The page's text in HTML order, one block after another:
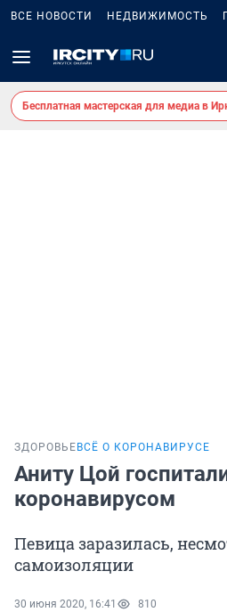
ВСЕ НОВОСТИ НЕДВИЖИМОСТЬ
Бесплатная мастерская для медиа в
ЗДОРОВЬЕ ВСЁ О КОРОНАВИРУСЕ
Аниту Цой
коронавирусом
Певица заразилась,
самоизоляции
30 июня 2020, 16:41 810